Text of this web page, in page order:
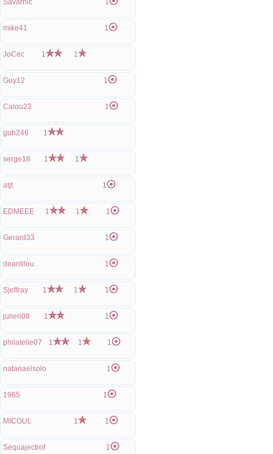
Savarnic 1
mike41 1
JoCec 1 1
Guy12 1
Calou23 1
guh246 1
serge18 1 1
atjt 1
EDMEEE 1 1 1
Gerard33 1
deantilou 1
Sjeffray 1 1 1
julien08 1 1
philatelie07 1 1 1
natanaelsolo 1
1965 1
MICOUL 1 1
Sequajectrof 1